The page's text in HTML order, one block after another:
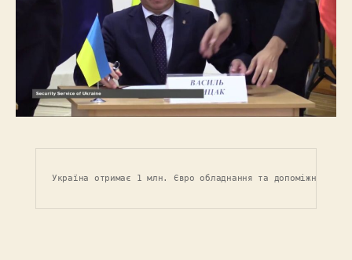
Україна отримає 1 млн. Євро обладнання та допоміжних